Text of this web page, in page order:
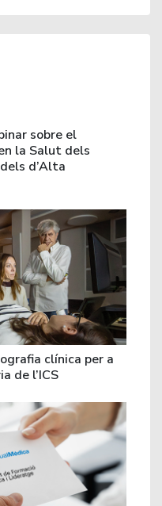
sobre el
la Salut dels
d’Alta
clínica per a
de l’ICS